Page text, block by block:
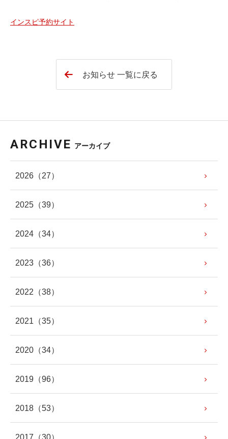
インスピ予約サイト
お知らせ 一覧に戻る
ARCHIVE アーカイブ
2026 （27）
2025 （39）
2024 （34）
2023 （36）
2022 （38）
2021 （35）
2020 （34）
2019 （96）
2018 （53）